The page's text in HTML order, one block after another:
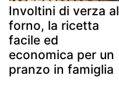
Involtini di verza al
forno, la ricetta
facile ed
economica per un
pranzo in famiglia